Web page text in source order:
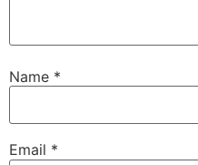
Name *
Email *